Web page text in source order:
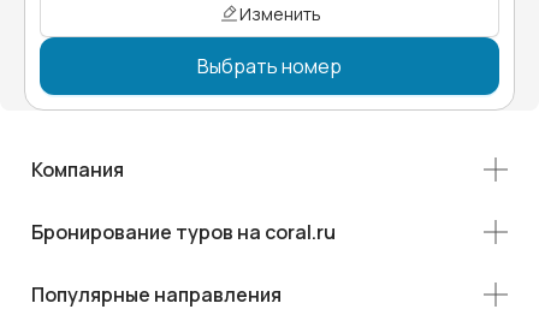
Изменить
Выбрать номер
Компания
Бронирование туров на coral.ru
Популярные направления